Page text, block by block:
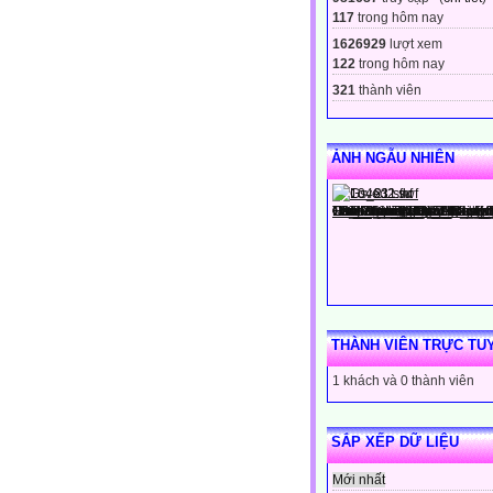
117 trong hôm nay
1626929 lượt xem
122 trong hôm nay
321 thành viên
ẢNH NGẪU NHIÊN
THÀNH VIÊN TRỰC
1 khách và 0 thành viên
SẮP XẾP DỮ LIỆU
Mới nhất